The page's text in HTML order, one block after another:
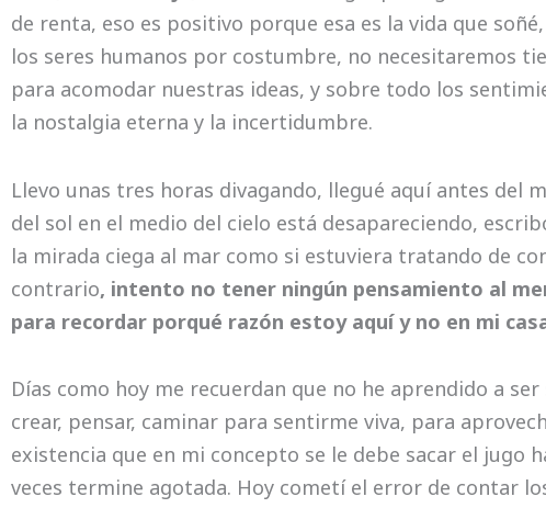
de renta, eso es positivo porque esa es la vida que
los seres humanos por costumbre, no necesitaremos
para acomodar nuestras ideas, y sobre todo los
la nostalgia eterna y la incertidumbre.
Llevo unas tres horas divagando, llegué aquí antes del
del sol en el medio del cielo está desapareciendo,
la mirada ciega al mar como si estuviera tratando de
contrario, intento no tener ningún pensamiento al
para recordar porqué razón estoy aquí y no en mi
Días como hoy me recuerdan que no he aprendido a
crear, pensar, caminar para sentirme viva, para
existencia que en mi concepto se le debe sacar el jugo
veces termine agotada. Hoy cometí el error de contar